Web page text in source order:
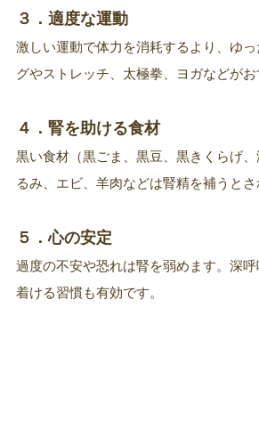
３．適度な運動
激しい運動で体力を消耗するより、ゆ
グやストレッチ、太極拳、ヨガなどがお
４．腎を助ける食材
黒い食材（黒ごま、黒豆、黒きくらげ、
るみ、エビ、羊肉などは腎精を補うとさ
５．心の安定
過度の不安や恐れは腎を弱めます。深
着ける習慣も有効です。